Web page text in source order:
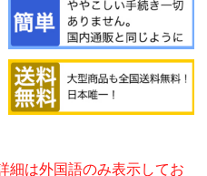
細は外国語のみ表示してお